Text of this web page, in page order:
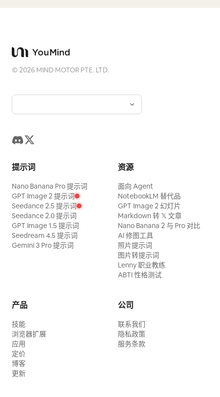
©2026 MIND MOTOR PTE. LTD.
提示词
Nano Banana Pro 提示词
GPT Image 2 提示词
Seedance 2.5 提示词
Seedance 2.0 提示词
GPT Image 1.5 提示词
Seedream 4.5 提示词
Gemini 3 Pro 提示词
资源
面向 Agent
NotebookLM 替代品
GPT Image 2 幻灯片
Markdown 转 𝕏 文章
Nano Banana 2 与 Pro 对比
AI 修图工具
照片提示词
图片转提示词
Lenny 职业教练
ABTI 性格测试
产品
技能
浏览器扩展
应用
定价
博客
更新
公司
联系我们
隐私政策
服务条款